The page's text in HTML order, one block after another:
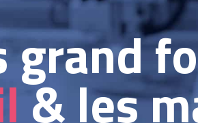
grand
& les